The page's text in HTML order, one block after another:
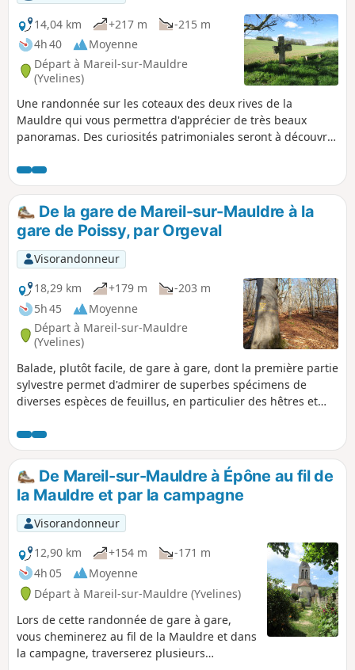
14,04 km
+217 m
-215 m
4h 40
Moyenne
Départ à Mareil-sur-Mauldre
(Yvelines)
Une randonnée sur les coteaux des deux rives de la
Mauldre qui vous permettra d'apprécier de très beaux
panoramas. Des curiosités patrimoniales seront à découvrir
De la gare de Mareil-sur-Mauldre à la
gare de Poissy, par Orgeval
Visorandonneur
18,29 km
+179 m
-203 m
5h 45
Moyenne
Départ à Mareil-sur-Mauldre
(Yvelines)
Balade, plutôt facile, de gare à gare, dont la première partie
sylvestre permet d'admirer de superbes spécimens de
diverses espèces de feuillus, en particulier des hêtres et
aussi à proximité du centre de télécommunications des
Alluets-le-Roi et de ses nombreuses antennes de tous
types.La seconde partie, plus variée, inclut la découverte du
site aménagé de l'abbaye ruinée d'Abbecourt et les centres
des villages d'Orgeval et de Villennes-sur-Seine et de leurs
églises. La balade se termine par une agréable randonnée
en bords de Seine.
De Mareil-sur-Mauldre à Épône au fil de
la Mauldre et par la campagne
Visorandonneur
12,90 km
+154 m
-171 m
4h 05
Moyenne
Départ à Mareil-sur-Mauldre (Yvelines)
Lors de cette randonnée de gare à gare,
vous cheminerez au fil de la Mauldre et dans
la campagne, traverserez plusieurs